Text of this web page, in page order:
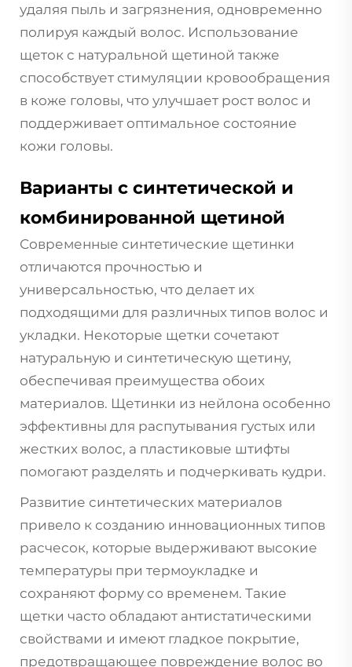
удаляя пыль и загрязнения, одновременно
полируя каждый волос. Использование
щеток с натуральной щетиной также
способствует стимуляции кровообращения
в коже головы, что улучшает рост волос и
поддерживает оптимальное состояние
кожи головы.
Варианты с синтетической и
комбинированной щетиной
Современные синтетические щетинки
отличаются прочностью и
универсальностью, что делает их
подходящими для различных типов волос и
укладки. Некоторые щетки сочетают
натуральную и синтетическую щетину,
обеспечивая преимущества обоих
материалов. Щетинки из нейлона особенно
эффективны для распутывания густых или
жестких волос, а пластиковые штифты
помогают разделять и подчеркивать кудри.
Развитие синтетических материалов
привело к созданию инновационных типов
расчесок, которые выдерживают высокие
температуры при термоукладке и
сохраняют форму со временем. Такие
щетки часто обладают антистатическими
свойствами и имеют гладкое покрытие,
предотвращающее повреждение волос во